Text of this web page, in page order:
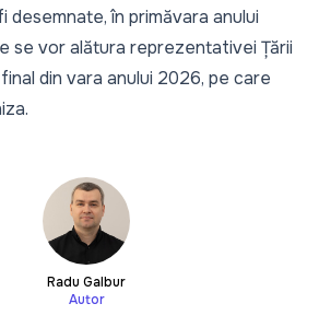
desemnate, în primăvara anului
se vor alătura reprezentativei Țării
din vara anului 2026, pe care
Radu Galbur
Autor